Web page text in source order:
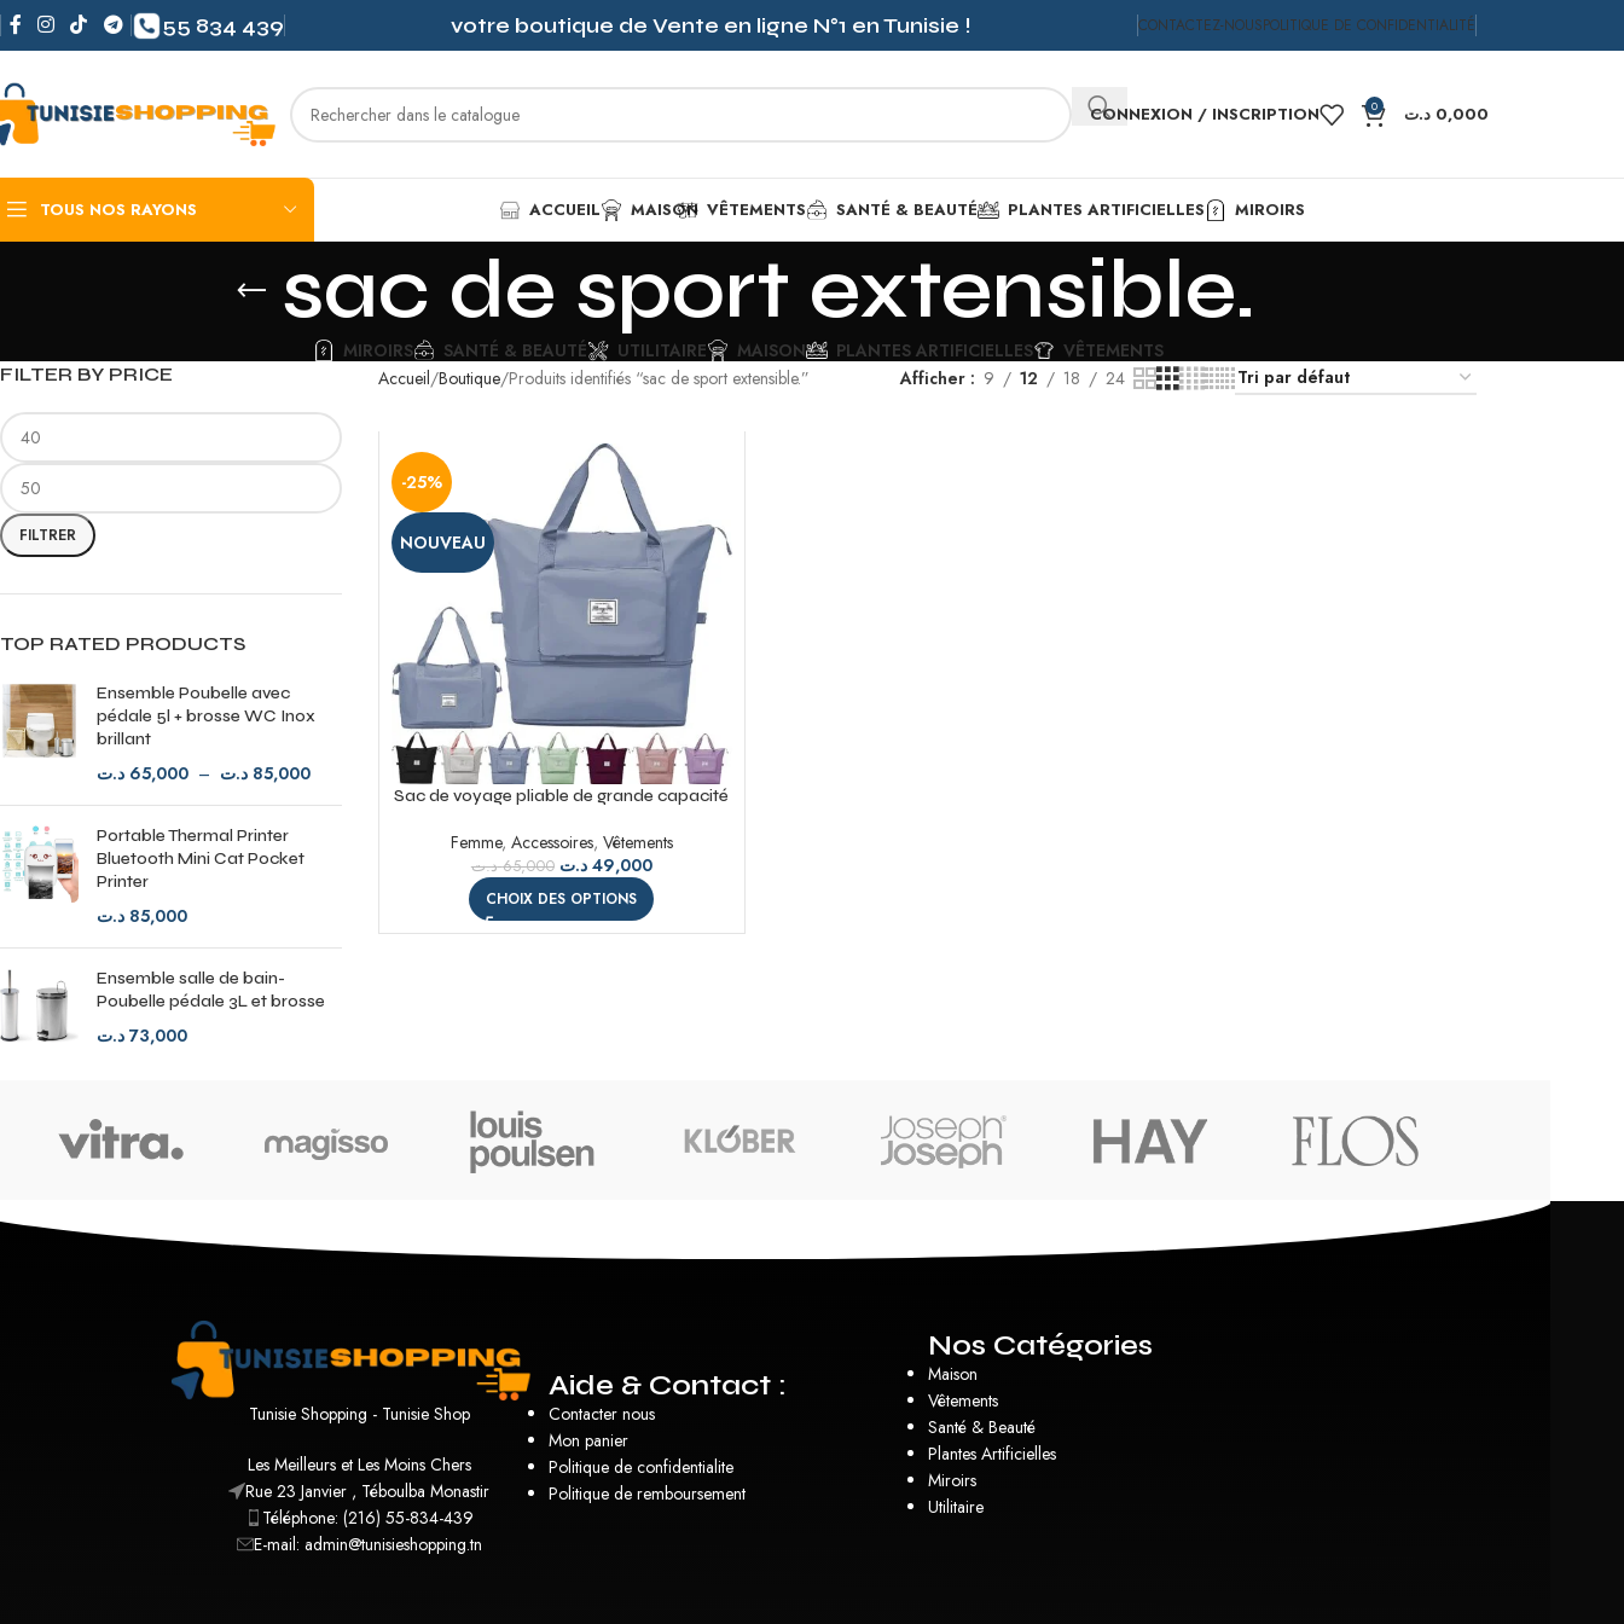
55 834 439 votre boutique de Vente en ligne N°1 en Tunisie ! CONTACTEZ-NOUSPOLITIQUE DE CONFIDENTIALITÉ
CONNEXION / INSCRIPTION 0 0,000 د.ت
TOUS NOS RAYONS ACCUEIL MAISON VÊTEMENTS SANTÉ & BEAUTÉ PLANTES ARTIFICIELLES MIROIRS
sac de sport extensible.
MIROIRS SANTÉ & BEAUTÉ UTILITAIRE MAISON PLANTES ARTIFICIELLES VÊTEMENTS
FILTER BY PRICE
FILTRER
TOP RATED PRODUCTS
Ensemble Poubelle avec
pédale 5l + brosse WC Inox
brillant
65,000 د.ت – 85,000 د.ت
Portable Thermal Printer
Bluetooth Mini Cat Pocket
Printer
85,000 د.ت
Ensemble salle de bain-
Poubelle pédale 3L et brosse
73,000 د.ت
Accueil Boutique Produits identifiés “sac de sport extensible.” Afficher 9 12 18 24
-25%
NOUVEAU
Sac de voyage pliable de grande capacité
Femme, Accessoires, Vêtements
65,000 د.ت 49,000 د.ت
CHOIX DES OPTIONS
Tunisie Shopping - Tunisie Shop
Les Meilleurs et Les Moins Chers
Rue 23 Janvier , Téboulba Monastir
Téléphone: (216) 55-834-439
E-mail: admin@tunisieshopping.tn
Aide & Contact :
Contacter nous
Mon panier
Politique de confidentialite
Politique de remboursement
Nos Catégories
Maison
Vêtements
Santé & Beauté
Plantes Artificielles
Miroirs
Utilitaire